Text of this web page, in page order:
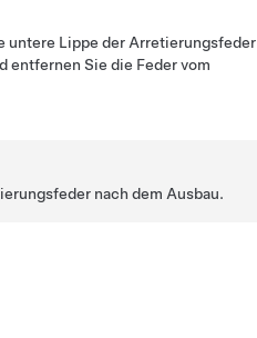
untere Lippe der Arretierungsfeder
entfernen Sie die Feder vom
nach dem Ausbau.